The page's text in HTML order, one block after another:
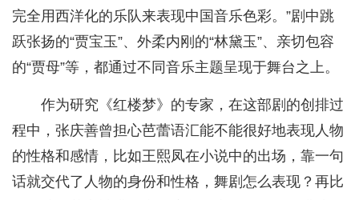
完全用西洋化的乐队来表现中国音乐色彩。”剧中跳
跃张扬的“贾宝玉”、外柔内刚的“林黛玉”、亲切包容
的“贾母”等，都通过不同音乐主题呈现于舞台之上。
作为研究《红楼梦》的专家，在这部剧的创排过
程中，张庆善曾担心芭蕾语汇能不能很好地表现人物
的性格和感情，比如王熙凤在小说中的出场，靠一句
话就交代了人物的身份和性格，舞剧怎么表现？再比